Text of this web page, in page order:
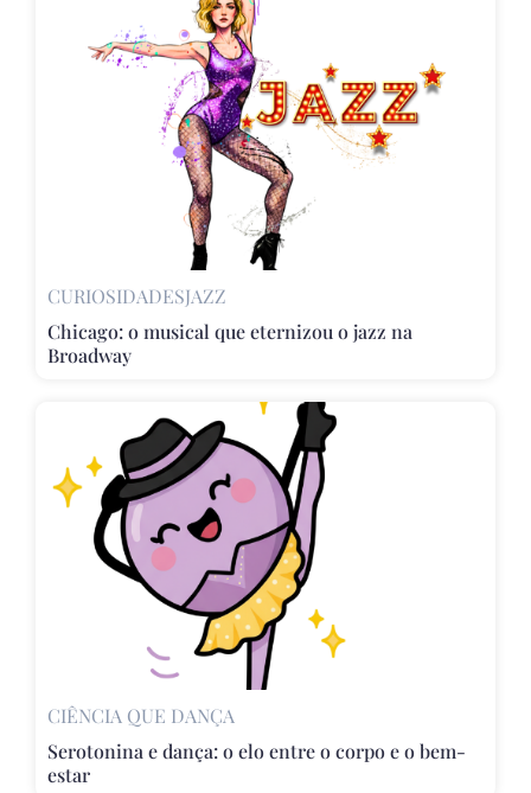
CURIOSIDADESJAZZ
Chicago: o musical que eternizou o jazz na
Broadway
CIÊNCIA QUE DANÇA
Serotonina e dança: o elo entre o corpo e o bem-
estar